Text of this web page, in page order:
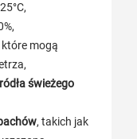
które mogą
świeżego
, takich jak